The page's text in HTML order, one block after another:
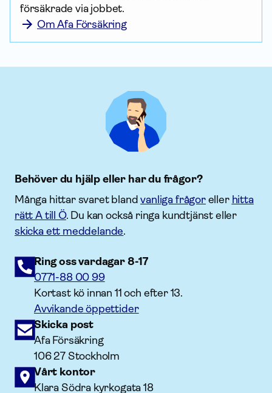
försäkrade via jobbet.
Om Afa Försäkring
Behöver du hjälp eller har du frågor?
Många hittar svaret blandvanliga frågoreller hitta
rätt A till Ö. Du kan också ringa kundtjänst eller
skicka ett meddelande.
Ring oss vardagar 8-17
0771-88 00 99
Kortast kö innan 11 och efter 13.
Avvikande öppettider
Skicka post
Afa Försäkring
106 27 Stockholm
Vårt kontor
Klara Södra kyrkogata 18